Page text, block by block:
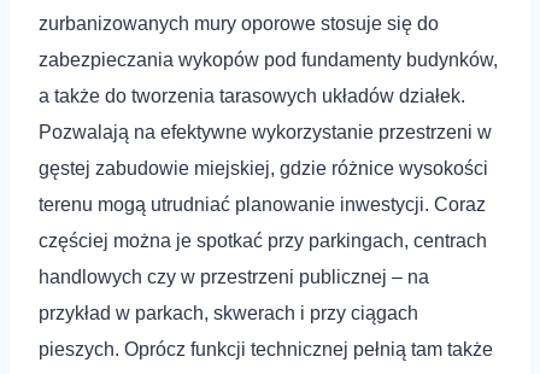
zurbanizowanych mury oporowe stosuje się do
zabezpieczania wykopów pod fundamenty budynków,
a także do tworzenia tarasowych układów działek.
Pozwalają na efektywne wykorzystanie przestrzeni w
gęstej zabudowie miejskiej, gdzie różnice wysokości
terenu mogą utrudniać planowanie inwestycji. Coraz
częściej można je spotkać przy parkingach, centrach
handlowych czy w przestrzeni publicznej – na
przykład w parkach, skwerach i przy ciągach
pieszych. Oprócz funkcji technicznej pełnią tam także